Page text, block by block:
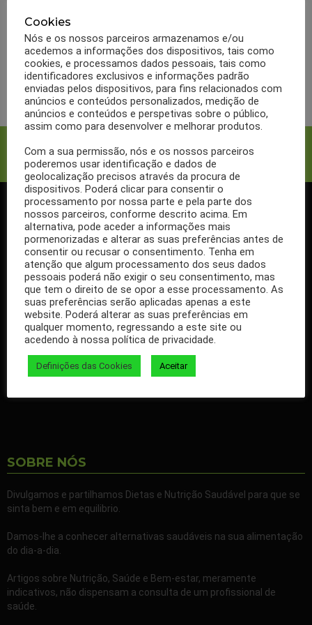
beringela indicada para
reduzir o colesterol
LER MAIS
SIGA-NOS NO FACEBOOK
Se ainda não segue a nossa página de Facebook, não espere mais!
Basta clicar no botão Seguir em cima.
Ao seguir a nossa página passa a receber gratuitamente os
nossos artigos no seu Facebook.
Partilhe também a nossa página com todos os seus familiares e
SOBRE NÓS
Divulgamos e partilhamos Dietas e Nutrição Saudável para que se
sinta bem e em equilibrio.
Damos-lhe a conhecer alternativas saudáveis na sua alimentação
do dia-a-dia.
Artigos sobre Nutrição, Saúde e Bem-estar, meramente
indicativos, não dispensam a consulta de um profissional de
saúde.
Cookies
Nós e os nossos parceiros armazenamos e/ou
acedemos a informações dos dispositivos, tais como
cookies, e processamos dados pessoais, tais como
identificadores exclusivos e informações padrão
enviadas pelos dispositivos, para fins relacionados com
anúncios e conteúdos personalizados, medição de
anúncios e conteúdos e perspetivas sobre o público,
assim como para desenvolver e melhorar produtos.
Com a sua permissão, nós e os nossos parceiros
poderemos usar identificação e dados de
geolocalização precisos através da procura de
dispositivos. Poderá clicar para consentir o
processamento por nossa parte e pela parte dos
nossos parceiros, conforme descrito acima. Em
alternativa, pode aceder a informações mais
pormenorizadas e alterar as suas preferências antes de
consentir ou recusar o consentimento. Tenha em
atenção que algum processamento dos seus dados
pessoais poderá não exigir o seu consentimento, mas
que tem o direito de se opor a esse processamento. As
suas preferências serão aplicadas apenas a este
website. Poderá alterar as suas preferências em
qualquer momento, regressando a este site ou
acedendo à nossa política de privacidade.
Definições das Cookies Aceitar